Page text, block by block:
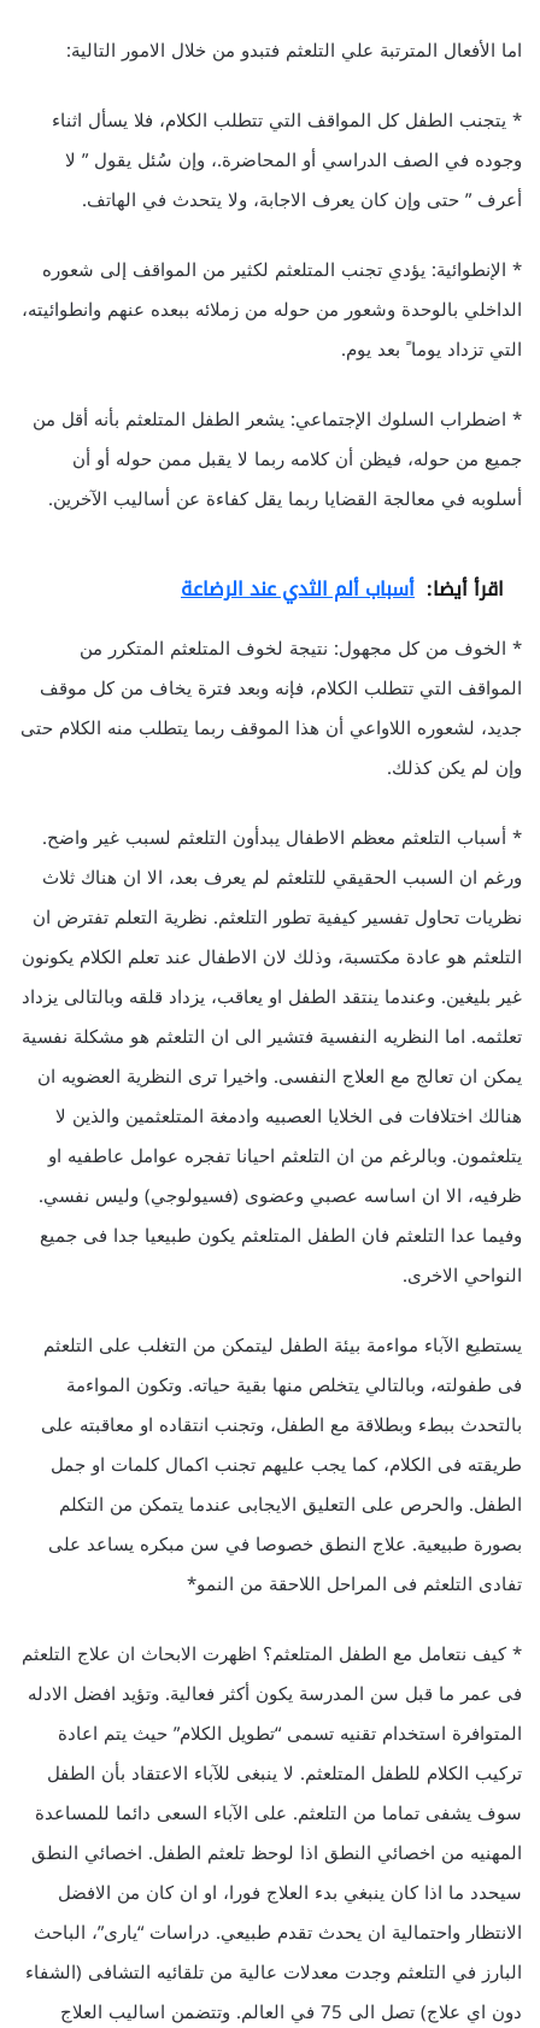
اما الأفعال المترتبة علي التلعثم فتبدو من خلال الامور التالية:
* يتجنب الطفل كل المواقف التي تتطلب الكلام، فلا يسأل اثناء
وجوده في الصف الدراسي أو المحاضرة.، وإن سُئل يقول ” لا
أعرف ” حتى وإن كان يعرف الاجابة، ولا يتحدث في الهاتف.
* الإنطوائية: يؤدي تجنب المتلعثم لكثير من المواقف إلى شعوره
الداخلي بالوحدة وشعور من حوله من زملائه ببعده عنهم وانطوائيته،
التي تزداد يوما ً بعد يوم.
* اضطراب السلوك الإجتماعي: يشعر الطفل المتلعثم بأنه أقل من
جميع من حوله، فيظن أن كلامه ربما لا يقبل ممن حوله أو أن
أسلوبه في معالجة القضايا ربما يقل كفاءة عن أساليب الآخرين.
اقرأ أيضا: أسباب ألم الثدي عند الرضاعة
* الخوف من كل مجهول: نتيجة لخوف المتلعثم المتكرر من
المواقف التي تتطلب الكلام، فإنه وبعد فترة يخاف من كل موقف
جديد، لشعوره اللاواعي أن هذا الموقف ربما يتطلب منه الكلام حتى
وإن لم يكن كذلك.
* أسباب التلعثم معظم الاطفال يبدأون التلعثم لسبب غير واضح.
ورغم ان السبب الحقيقي للتلعثم لم يعرف بعد، الا ان هناك ثلاث
نظريات تحاول تفسير كيفية تطور التلعثم. نظرية التعلم تفترض ان
التلعثم هو عادة مكتسبة، وذلك لان الاطفال عند تعلم الكلام يكونون
غير بليغين. وعندما ينتقد الطفل او يعاقب، يزداد قلقه وبالتالى يزداد
تعلثمه. اما النظريه النفسية فتشير الى ان التلعثم هو مشكلة نفسية
يمكن ان تعالج مع العلاج النفسى. واخيرا ترى النظرية العضويه ان
هنالك اختلافات فى الخلايا العصبيه وادمغة المتلعثمين والذين لا
يتلعثمون. وبالرغم من ان التلعثم احيانا تفجره عوامل عاطفيه او
ظرفيه، الا ان اساسه عصبي وعضوى (فسيولوجي) وليس نفسي.
وفيما عدا التلعثم فان الطفل المتلعثم يكون طبيعيا جدا فى جميع
النواحي الاخرى.
يستطيع الآباء مواءمة بيئة الطفل ليتمكن من التغلب على التلعثم
فى طفولته، وبالتالي يتخلص منها بقية حياته. وتكون المواءمة
بالتحدث ببطء وبطلاقة مع الطفل، وتجنب انتقاده او معاقبته على
طريقته فى الكلام، كما يجب عليهم تجنب اكمال كلمات او جمل
الطفل. والحرص على التعليق الايجابى عندما يتمكن من التكلم
بصورة طبيعية. علاج النطق خصوصا في سن مبكره يساعد على
تفادى التلعثم فى المراحل اللاحقة من النمو*
* كيف نتعامل مع الطفل المتلعثم؟ اظهرت الابحاث ان علاج التلعثم
فى عمر ما قبل سن المدرسة يكون أكثر فعالية. وتؤيد افضل الادله
المتوافرة استخدام تقنيه تسمى “تطويل الكلام” حيث يتم اعادة
تركيب الكلام للطفل المتلعثم. لا ينبغى للآباء الاعتقاد بأن الطفل
سوف يشفى تماما من التلعثم. على الآباء السعى دائما للمساعدة
المهنيه من اخصائي النطق اذا لوحظ تلعثم الطفل. اخصائي النطق
سيحدد ما اذا كان ينبغي بدء العلاج فورا، او ان كان من الافضل
الانتظار واحتمالية ان يحدث تقدم طبيعي. دراسات “يارى”، الباحث
البارز في التلعثم وجدت معدلات عالية من تلقائيه التشافى (الشفاء
دون اي علاج) تصل الى 75 في العالم. وتتضمن اساليب العلاج